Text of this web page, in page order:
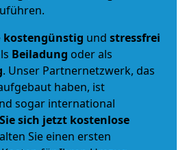
kostengünstig und stressfrei
Beiladung oder als
. Unser Partnernetzwerk, das
haben, ist
sogar international
sich jetzt kostenlose
Sie einen ersten